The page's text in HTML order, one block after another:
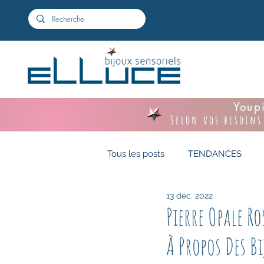
Selon vos
Tous les posts TENDANCES
Pierre Opale
13 déc. 2022
À Propos Des